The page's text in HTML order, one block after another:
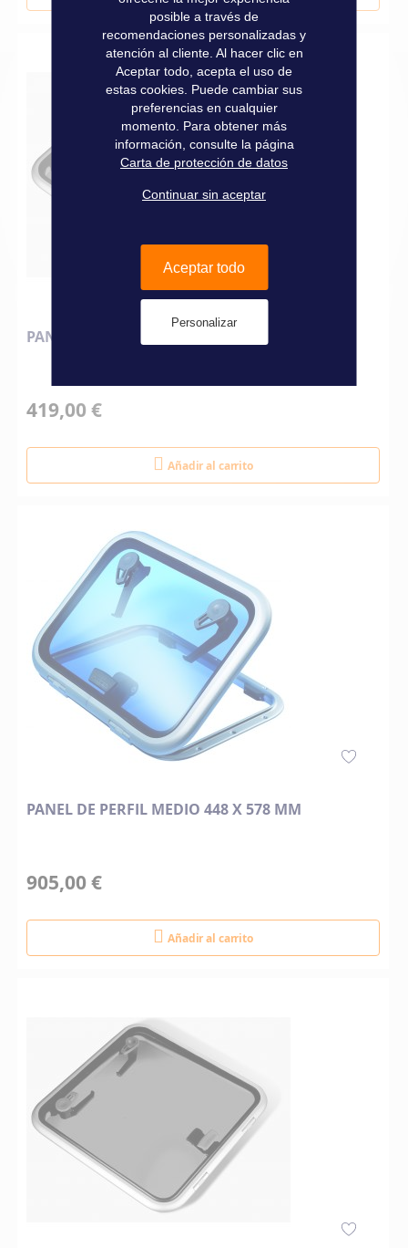
PANEL DE PERFIL BAJO 330 X 330 MM
419,00 €
Añadir al carrito
PANEL DE PERFIL MEDIO 448 X 578 MM
905,00 €
Añadir al carrito
posible a través de
recomendaciones personalizadas y
atención al cliente. Al hacer clic en
Aceptar todo, acepta el uso de
estas cookies. Puede cambiar sus
preferencias en cualquier
momento. Para obtener más
información, consulte la página
Carta de protección de datos
Continuar sin aceptar
Aceptar todo
Personalizar